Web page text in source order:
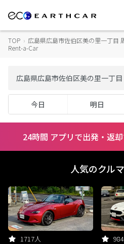
TOP › 広島県広島市佐伯区美の里一丁目
Rent-a-Car
今日 明日
24時間 アプリで出発・返
人気のクルマ
1717人